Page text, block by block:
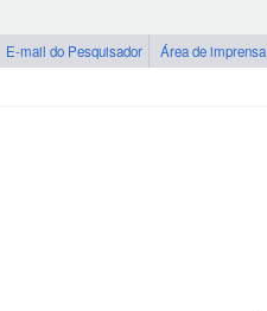
E-mail do Pesquisador Área de imprensa